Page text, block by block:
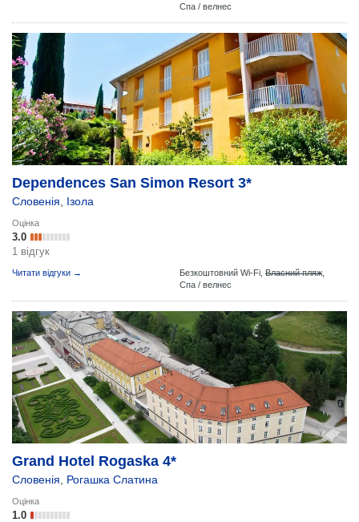
Спа / велнес
Dependences San Simon Resort 3*
Словенія Ізола
Оцінка
3.0
1 відгук
Читати відгуки → Безкоштовний Wi-Fi, Власний пляж
Спа / велнес
Grand Hotel Rogaska 4*
Словенія Рогашка Слатина
Оцінка
1.0